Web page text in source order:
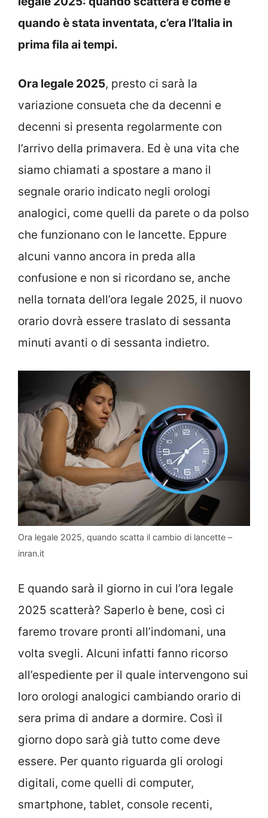
quando è stata inventata, c’era l’Italia in
prima fila ai tempi.
Ora legale 2025, presto ci sarà la
variazione consueta che da decenni e
decenni si presenta regolarmente con
l’arrivo della primavera. Ed è una vita che
siamo chiamati a spostare a mano il
segnale orario indicato negli orologi
analogici, come quelli da parete o da polso
che funzionano con le lancette. Eppure
alcuni vanno ancora in preda alla
confusione e non si ricordano se, anche
nella tornata dell’ora legale 2025, il nuovo
orario dovrà essere traslato di sessanta
minuti avanti o di sessanta indietro.
Ora legale 2025, quando scatta il cambio di lancette –
inran.it
E quando sarà il giorno in cui l’ora legale
2025 scatterà? Saperlo è bene, così ci
faremo trovare pronti all’indomani, una
volta svegli. Alcuni infatti fanno ricorso
all’espediente per il quale intervengono sui
loro orologi analogici cambiando orario di
sera prima di andare a dormire. Così il
giorno dopo sarà già tutto come deve
essere. Per quanto riguarda gli orologi
digitali, come quelli di computer,
smartphone, tablet, console recenti,